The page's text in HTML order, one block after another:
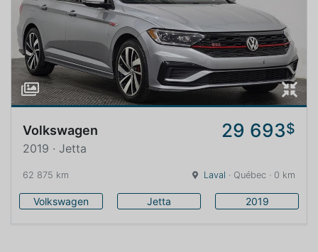
Volkswagen 29 693$
2019 · Jetta
62 875 km Laval · Québec · 0 km
Volkswagen Jetta 2019